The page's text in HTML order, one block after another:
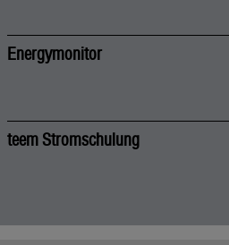
Energymonitor
teem Stromschulung